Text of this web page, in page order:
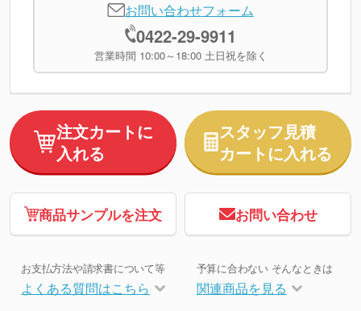
お問い合わせフォーム
0422-29-9911
営業時間 10:00～18:00 土日祝を除く
注文カートに
入れる
スタッフ見積
カートに入れる
商品サンプルを注文 お問い合わせ
お支払方法や請求書について等
よくある質問はこちら
予算に合わない そんなときは
関連商品を見る